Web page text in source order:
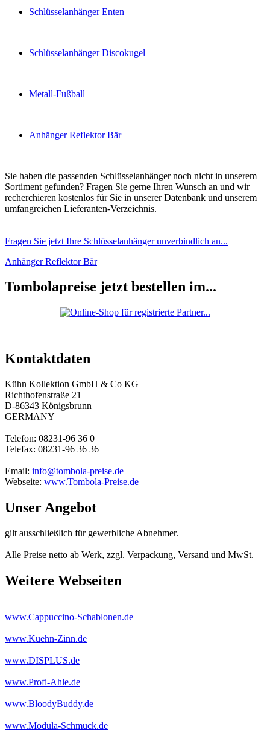
Schlüsselanhänger Enten
Schlüsselanhänger Discokugel
Metall-Fußball
Anhänger Reflektor Bär
Sie haben die passenden Schlüsselanhänger noch nicht in unserem
Sortiment gefunden? Fragen Sie gerne Ihren Wunsch an und wir
recherchieren kostenlos für Sie in unserer Datenbank und unserem
umfangreichen Lieferanten-Verzeichnis.
Fragen Sie jetzt Ihre Schlüsselanhänger unverbindlich an...
Anhänger Reflektor Bär
Tombolapreise jetzt bestellen im...
Kontaktdaten
Kühn Kollektion GmbH & Co KG
Richthofenstraße 21
D-86343 Königsbrunn
GERMANY
Telefon: 08231-96 36 0
Telefax: 08231-96 36 36
Email: info@tombola-preise.de
Webseite: www.Tombola-Preise.de
Unser Angebot
gilt ausschließlich für gewerbliche Abnehmer.
Alle Preise netto ab Werk, zzgl. Verpackung, Versand und MwSt.
Weitere Webseiten
www.Cappuccino-Schablonen.de
www.Kuehn-Zinn.de
www.DISPLUS.de
www.Profi-Ahle.de
www.BloodyBuddy.de
www.Modula-Schmuck.de